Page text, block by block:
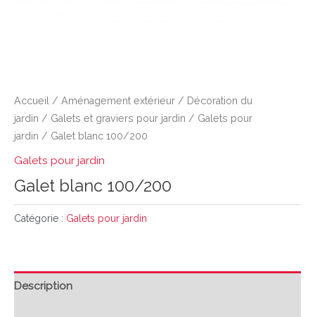
Accueil / Aménagement extérieur / Décoration du
jardin / Galets et graviers pour jardin / Galets pour
jardin / Galet blanc 100/200
Galets pour jardin
Galet blanc 100/200
Catégorie : Galets pour jardin
Description